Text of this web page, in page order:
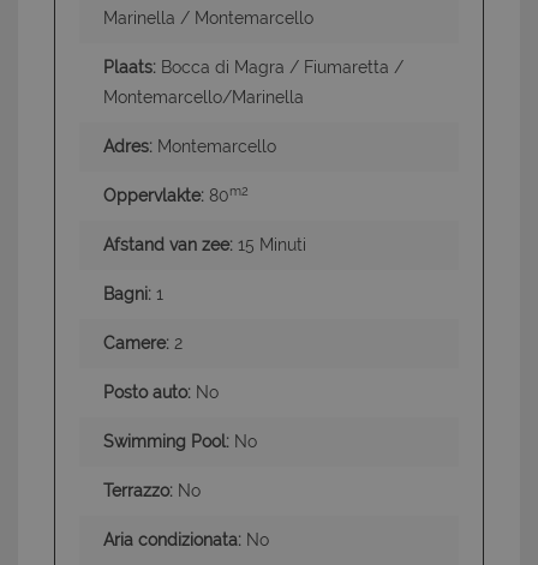
Marinella / Montemarcello
Plaats: Bocca di Magra / Fiumaretta /
Montemarcello/Marinella
Adres: Montemarcello
Oppervlakte: 80m2
Afstand van zee: 15 Minuti
Bagni: 1
Camere: 2
Posto auto: No
Swimming Pool: No
Terrazzo: No
Aria condizionata: No